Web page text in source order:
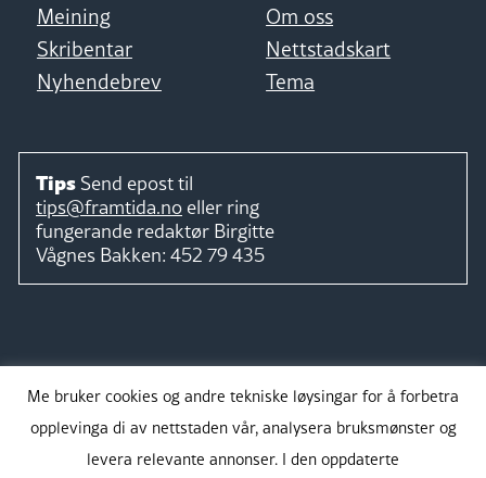
Meining
Om oss
Skribentar
Nettstadskart
Nyhendebrev
Tema
Tips Send epost til
tips@framtida.no eller ring
fungerande redaktør Birgitte
Vågnes Bakken: 452 79 435
Me bruker cookies og andre tekniske løysingar for å forbetra
opplevinga di av nettstaden vår, analysera bruksmønster og
levera relevante annonser. I den oppdaterte